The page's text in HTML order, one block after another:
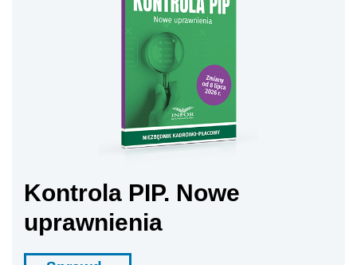
Kontrola PIP. Nowe
uprawnienia